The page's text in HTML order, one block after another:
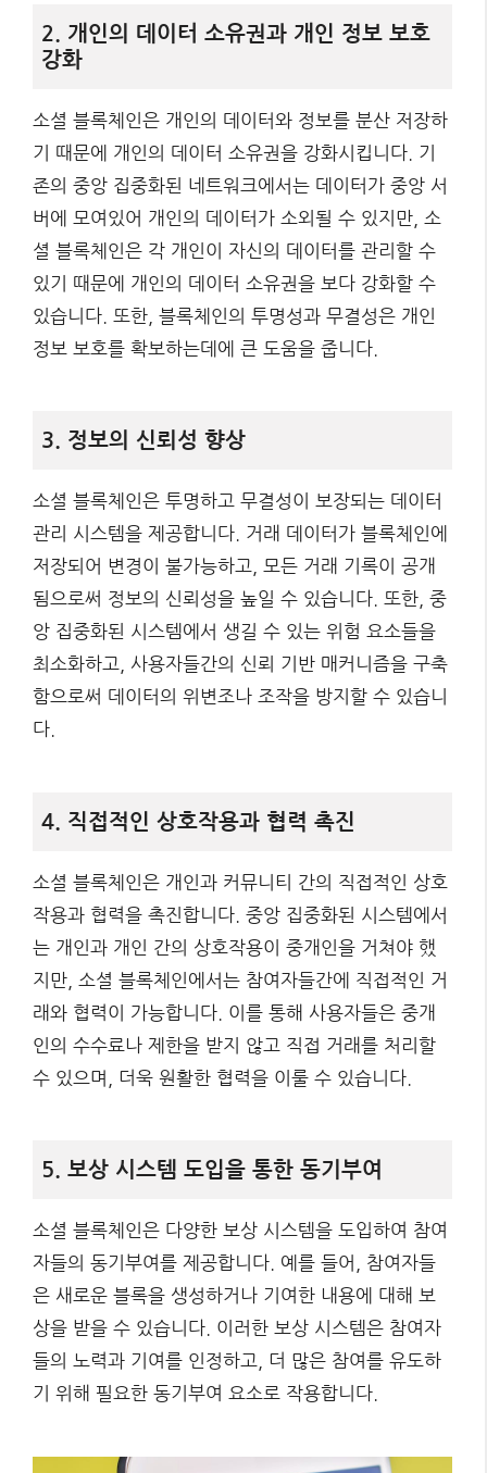
2. 개인의 데이터 소유권과 개인 정보 보호
강화
소셜 블록체인은 개인의 데이터와 정보를 분산 저장하
기 때문에 개인의 데이터 소유권을 강화시킵니다. 기
존의 중앙 집중화된 네트워크에서는 데이터가 중앙 서
버에 모여있어 개인의 데이터가 소외될 수 있지만, 소
셜 블록체인은 각 개인이 자신의 데이터를 관리할 수
있기 때문에 개인의 데이터 소유권을 보다 강화할 수
있습니다. 또한, 블록체인의 투명성과 무결성은 개인
정보 보호를 확보하는데에 큰 도움을 줍니다.
3. 정보의 신뢰성 향상
소셜 블록체인은 투명하고 무결성이 보장되는 데이터
관리 시스템을 제공합니다. 거래 데이터가 블록체인에
저장되어 변경이 불가능하고, 모든 거래 기록이 공개
됨으로써 정보의 신뢰성을 높일 수 있습니다. 또한, 중
앙 집중화된 시스템에서 생길 수 있는 위험 요소들을
최소화하고, 사용자들간의 신뢰 기반 매커니즘을 구축
함으로써 데이터의 위변조나 조작을 방지할 수 있습니
다.
4. 직접적인 상호작용과 협력 촉진
소셜 블록체인은 개인과 커뮤니티 간의 직접적인 상호
작용과 협력을 촉진합니다. 중앙 집중화된 시스템에서
는 개인과 개인 간의 상호작용이 중개인을 거쳐야 했
지만, 소셜 블록체인에서는 참여자들간에 직접적인 거
래와 협력이 가능합니다. 이를 통해 사용자들은 중개
인의 수수료나 제한을 받지 않고 직접 거래를 처리할
수 있으며, 더욱 원활한 협력을 이룰 수 있습니다.
5. 보상 시스템 도입을 통한 동기부여
소셜 블록체인은 다양한 보상 시스템을 도입하여 참여
자들의 동기부여를 제공합니다. 예를 들어, 참여자들
은 새로운 블록을 생성하거나 기여한 내용에 대해 보
상을 받을 수 있습니다. 이러한 보상 시스템은 참여자
들의 노력과 기여를 인정하고, 더 많은 참여를 유도하
기 위해 필요한 동기부여 요소로 작용합니다.